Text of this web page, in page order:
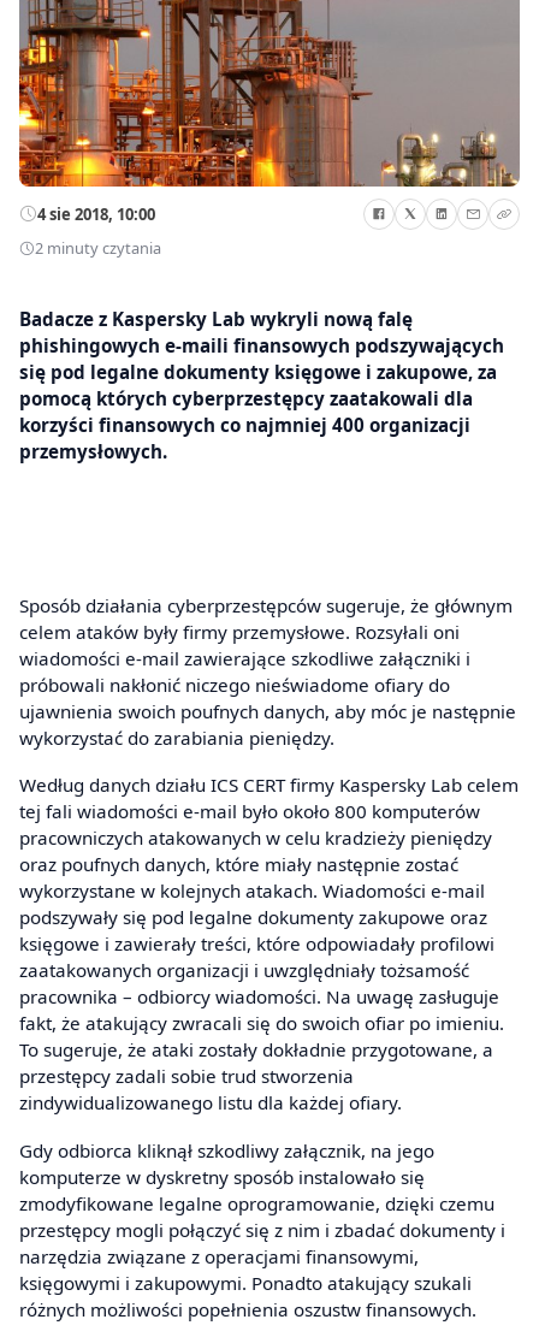
4 sie 2018, 10:00
2 minuty czytania
Badacze z Kaspersky Lab wykryli nową falę
phishingowych e-maili finansowych podszywających
się pod legalne dokumenty księgowe i zakupowe, za
pomocą których cyberprzestępcy zaatakowali dla
korzyści finansowych co najmniej 400 organizacji
przemysłowych.
Sposób działania cyberprzestępców sugeruje, że głównym
celem ataków były firmy przemysłowe. Rozsyłali oni
wiadomości e-mail zawierające szkodliwe załączniki i
próbowali nakłonić niczego nieświadome ofiary do
ujawnienia swoich poufnych danych, aby móc je następnie
wykorzystać do zarabiania pieniędzy.
Według danych działu ICS CERT firmy Kaspersky Lab celem
tej fali wiadomości e-mail było około 800 komputerów
pracowniczych atakowanych w celu kradzieży pieniędzy
oraz poufnych danych, które miały następnie zostać
wykorzystane w kolejnych atakach. Wiadomości e-mail
podszywały się pod legalne dokumenty zakupowe oraz
księgowe i zawierały treści, które odpowiadały profilowi
zaatakowanych organizacji i uwzględniały tożsamość
pracownika – odbiorcy wiadomości. Na uwagę zasługuje
fakt, że atakujący zwracali się do swoich ofiar po imieniu.
To sugeruje, że ataki zostały dokładnie przygotowane, a
przestępcy zadali sobie trud stworzenia
zindywidualizowanego listu dla każdej ofiary.
Gdy odbiorca kliknął szkodliwy załącznik, na jego
komputerze w dyskretny sposób instalowało się
zmodyfikowane legalne oprogramowanie, dzięki czemu
przestępcy mogli połączyć się z nim i zbadać dokumenty i
narzędzia związane z operacjami finansowymi,
księgowymi i zakupowymi. Ponadto atakujący szukali
różnych możliwości popełnienia oszustw finansowych.